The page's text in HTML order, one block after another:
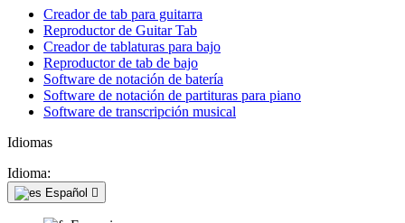
Creador de tab para guitarra
Reproductor de Guitar Tab
Creador de tablaturas para bajo
Reproductor de tab de bajo
Software de notación de batería
Software de notación de partituras para piano
Software de transcripción musical
Idiomas
Idioma:
Español 